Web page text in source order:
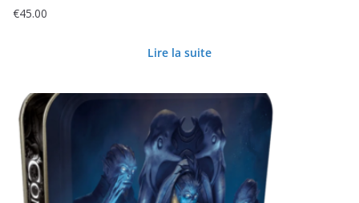
€45.00
Lire la suite